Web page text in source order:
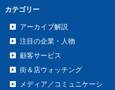
カテゴリー
アーカイブ解説
注目の企業・人物
顧客サービス
街＆店ウォッチング
メディア／コミュニケーシ